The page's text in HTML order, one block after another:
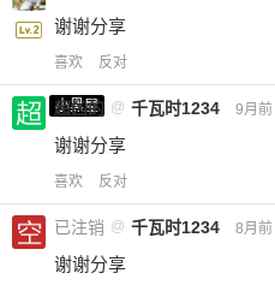
谢谢分享
喜欢 反对
小黑屋
超凶的 @ 千瓦时1234 9月前
谢谢分享
喜欢 反对
已注销 @ 千瓦时1234 8月前
谢谢分享